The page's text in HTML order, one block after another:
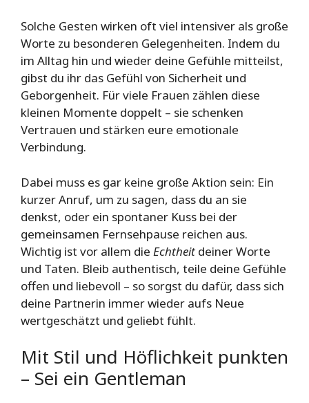
Solche Gesten wirken oft viel intensiver als große
Worte zu besonderen Gelegenheiten. Indem du
im Alltag hin und wieder deine Gefühle mitteilst,
gibst du ihr das Gefühl von Sicherheit und
Geborgenheit. Für viele Frauen zählen diese
kleinen Momente doppelt – sie schenken
Vertrauen und stärken eure emotionale
Verbindung.
Dabei muss es gar keine große Aktion sein: Ein
kurzer Anruf, um zu sagen, dass du an sie
denkst, oder ein spontaner Kuss bei der
gemeinsamen Fernsehpause reichen aus.
Wichtig ist vor allem die Echtheit deiner Worte
und Taten. Bleib authentisch, teile deine Gefühle
offen und liebevoll – so sorgst du dafür, dass sich
deine Partnerin immer wieder aufs Neue
wertgeschätzt und geliebt fühlt.
Mit Stil und Höflichkeit punkten
– Sei ein Gentleman